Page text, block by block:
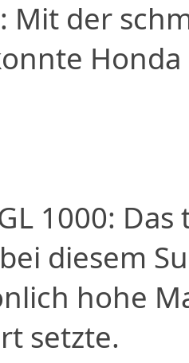
Mit der
1000:
diesem
hohe
setzte.